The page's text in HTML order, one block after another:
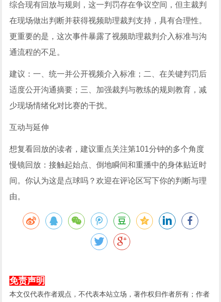
综合现有回放与规则，这一判罚存在争议空间，但主裁判
在现场做出判断并获得视频助理裁判支持，具有合理性。
更重要的是，这次事件暴露了视频助理裁判介入标准与沟
通流程的不足。
建议：一、统一并公开视频介入标准；二、在关键判罚后
适度公开沟通摘要；三、加强裁判与教练的规则教育，减
少现场情绪化对比赛的干扰。
互动与延伸
想复看回放的读者，建议重点关注第101分钟的多个角度
慢镜回放：接触起始点、倒地瞬间和重播中的身体贴近时
间。你认为这是点球吗？欢迎在评论区写下你的判断与理
由。
免责声明
本文仅代表作者观点，不代表本站立场，著作权归作者所有；作者